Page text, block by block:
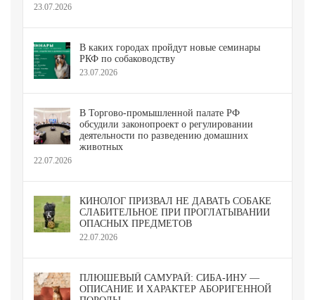
23.07.2026
В каких городах пройдут новые семинары
РКФ по собаководству
23.07.2026
В Торгово-промышленной палате РФ
обсудили законопроект о регулировании
деятельности по разведению домашних
животных
22.07.2026
КИНОЛОГ ПРИЗВАЛ НЕ ДАВАТЬ СОБАКЕ
СЛАБИТЕЛЬНОЕ ПРИ ПРОГЛАТЫВАНИИ
ОПАСНЫХ ПРЕДМЕТОВ
22.07.2026
ПЛЮШЕВЫЙ САМУРАЙ: СИБА-ИНУ —
ОПИСАНИЕ И ХАРАКТЕР АБОРИГЕННОЙ